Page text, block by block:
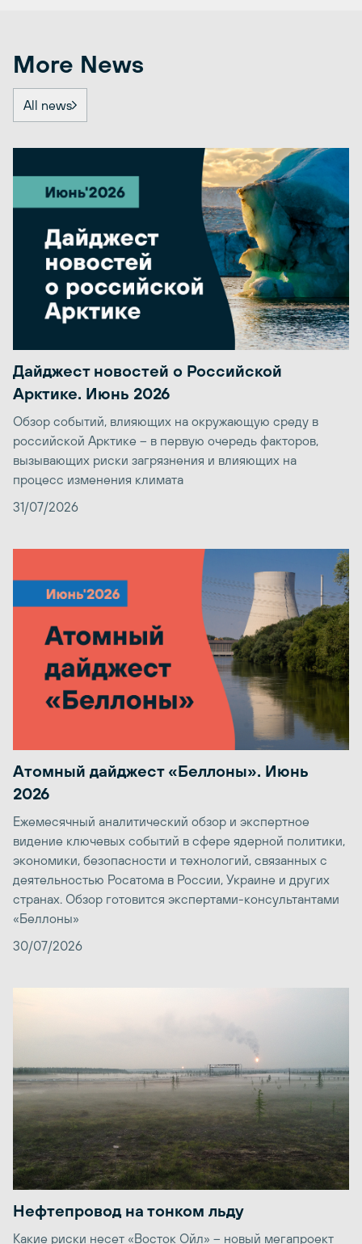
More News
All news
Дайджест новостей о Российской
Арктике. Июнь 2026
Обзор событий, влияющих на окружающую среду в
российской Арктике – в первую очередь факторов,
вызывающих риски загрязнения и влияющих на
процесс изменения климата
31/07/2026
Атомный дайджест «Беллоны». Июнь
2026
Ежемесячный аналитический обзор и экспертное
видение ключевых событий в сфере ядерной политики,
экономики, безопасности и технологий, связанных с
деятельностью Росатома в России, Украине и других
странах. Обзор готовится экспертами-консультантами
«Беллоны»
30/07/2026
Нефтепровод на тонком льду
Какие риски несет «Восток Ойл» – новый мегапроект